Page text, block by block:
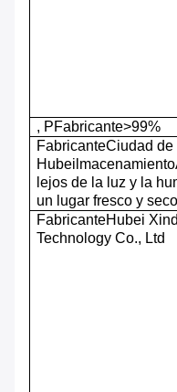
, PFabricante>99%
FabricanteCiudad de
Hubei lmacenamiento
lejos de la luz y la
un lugar fresco y seco
FabricanteHubei
Technology Co., Ltd